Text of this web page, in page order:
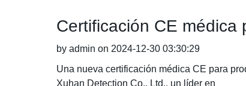
Certificación CE médica
by admin on 2024-12-30 03:30:29
Una nueva certificación médica CE para
Xuhan Detection Co., Ltd., un líder en